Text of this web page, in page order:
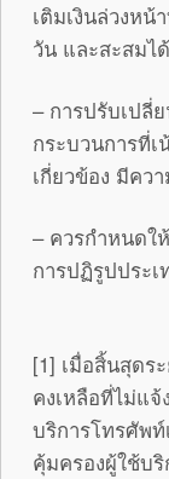
เติมเงินล่วงหน้
วัน และสะสมไ
– การปรับเปลี่
กระบวนการที่
เกี่ยวข้อง มีคว
– ควรกำหนดใ
การปฏิรูปประเ
[1] เมื่อสิ้นสุดร
คงเหลือที่ไม่แ
บริการโทรศัพ
คุ้มครองผู้ใช้บ